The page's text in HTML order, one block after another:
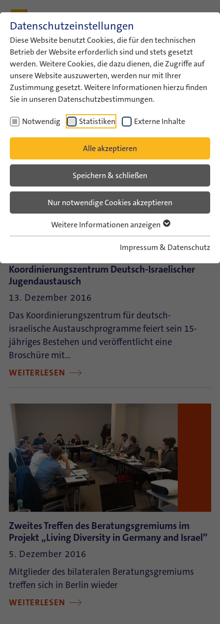
Datenschutzeinstellungen
Diese Website benutzt Cookies, die für den technischen
Betrieb der Website erforderlich sind und stets gesetzt
werden. Weitere Cookies, die dazu dienen, die Zugriffe auf
unsere Website auszuwerten, werden nur mit Ihrer
Zustimmung gesetzt. Weitere Informationen hierzu finden
Sie in unseren Datenschutzbestimmungen.
Notwendig Statistiken Externe Inhalte
Alle akzeptieren
Speichern & schließen
Nur notwendige Cookies akzeptieren
Weitere Informationen anzeigen
Impressum & Datenschutz
ConAct Über uns Archiv
Veranstaltungsarchiv
Veranstaltungsarchiv Liste
Veranstaltungsarchiv
Koordinierungszentrum Deutsch-Israelischer
Jugendaustausch
13. Dezember 2016
Das Koordinierungszentrum für deutsch-
israelische Austauschprogramme feiert sein 15-
jähriges Bestehen und veröffentlicht eine
Broschüre mit…
WEITERLESEN
Zweites Treffen des Beratungsgremiums im
Projekt „Living Diversity in Germany and Israel”
5. Dezember 2016
Mitglieder des bilateralen Beratungsgremiums
treffen sich in Berlin wieder
WEITERLESEN